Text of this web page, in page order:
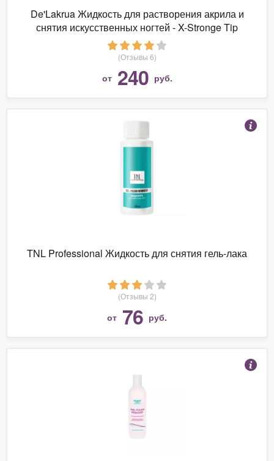
De'Lakrua Жидкость для растворения акрила и
снятия искусственных ногтей - X-Stronge Tip
Remover
(Отзывы 6)
от 240 руб.
TNL Professional Жидкость для снятия гель-лака
(Отзывы 2)
от 76 руб.